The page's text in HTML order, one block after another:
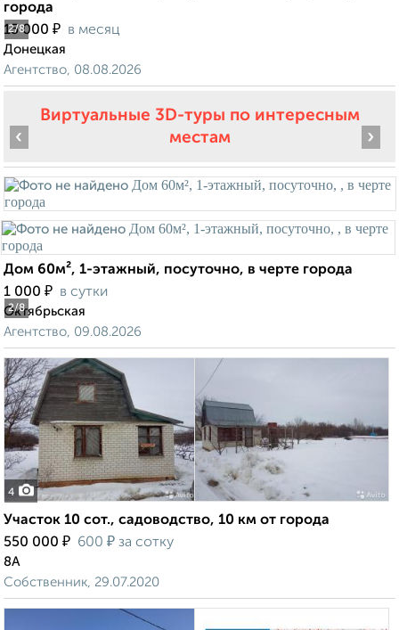
2/8
города
15 000 ₽ в месяц
Донецкая
Агентство, 08.08.2026
Виртуальные 3D-туры по интересным
местам
2/8
‹ ›
Дом 60м², 1-этажный, посуточно, в черте города
1 000 ₽ в сутки
Октябрьская
Агентство, 09.08.2026
4
Участок 10 сот., садоводство, 10 км от города
550 000 ₽ 600 ₽ за сотку
8А
Собственник, 29.07.2020